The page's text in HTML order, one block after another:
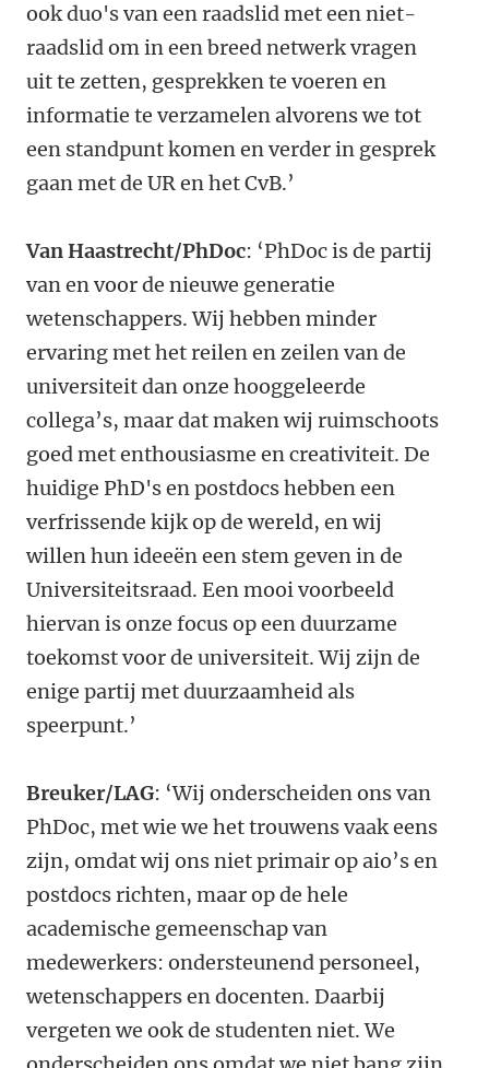
ook duo's van een raadslid met een niet-
raadslid om in een breed netwerk vragen
uit te zetten, gesprekken te voeren en
informatie te verzamelen alvorens we tot
een standpunt komen en verder in gesprek
gaan met de UR en het CvB.’
Van Haastrecht/PhDoc: ‘PhDoc is de partij
van en voor de nieuwe generatie
wetenschappers. Wij hebben minder
ervaring met het reilen en zeilen van de
universiteit dan onze hooggeleerde
collega’s, maar dat maken wij ruimschoots
goed met enthousiasme en creativiteit. De
huidige PhD's en postdocs hebben een
verfrissende kijk op de wereld, en wij
willen hun ideeën een stem geven in de
Universiteitsraad. Een mooi voorbeeld
hiervan is onze focus op een duurzame
toekomst voor de universiteit. Wij zijn de
enige partij met duurzaamheid als
speerpunt.’
Breuker/LAG: ‘Wij onderscheiden ons van
PhDoc, met wie we het trouwens vaak eens
zijn, omdat wij ons niet primair op aio’s en
postdocs richten, maar op de hele
academische gemeenschap van
medewerkers: ondersteunend personeel,
wetenschappers en docenten. Daarbij
vergeten we ook de studenten niet. We